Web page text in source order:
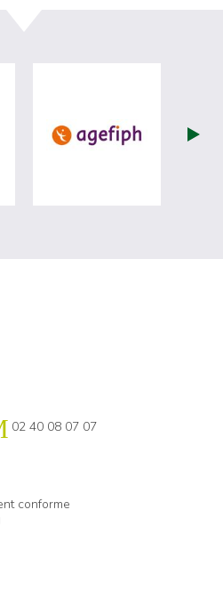
visiter les site de Ministère du travail
visiter les
02 40 08 07 07
conforme